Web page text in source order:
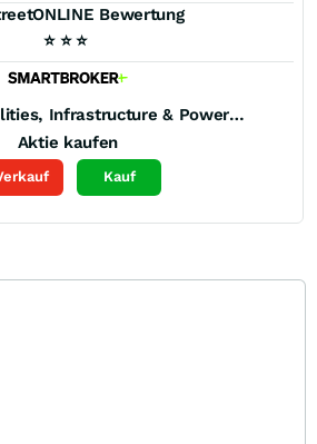
Bewertung
⭐ ⭐ ⭐
BlackRock Utilities, Infrastructure & Power Opportunities Trust
Aktie kaufen
Kauf